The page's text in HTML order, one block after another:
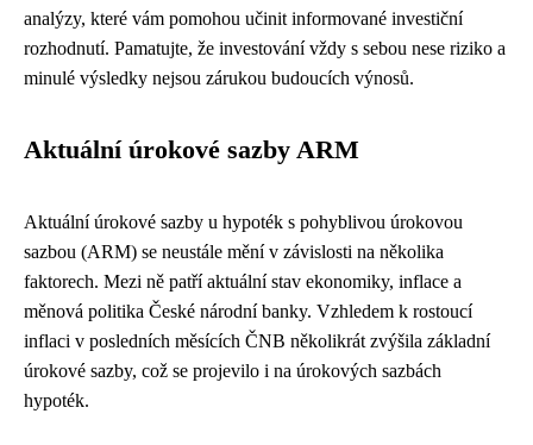
analýzy, které vám pomohou učinit informované investiční
rozhodnutí. Pamatujte, že investování vždy s sebou nese riziko a
minulé výsledky nejsou zárukou budoucích výnosů.
Aktuální úrokové sazby ARM
Aktuální úrokové sazby u hypoték s pohyblivou úrokovou
sazbou (ARM) se neustále mění v závislosti na několika
faktorech. Mezi ně patří aktuální stav ekonomiky, inflace a
měnová politika České národní banky. Vzhledem k rostoucí
inflaci v posledních měsících ČNB několikrát zvýšila základní
úrokové sazby, což se projevilo i na úrokových sazbách
hypoték.